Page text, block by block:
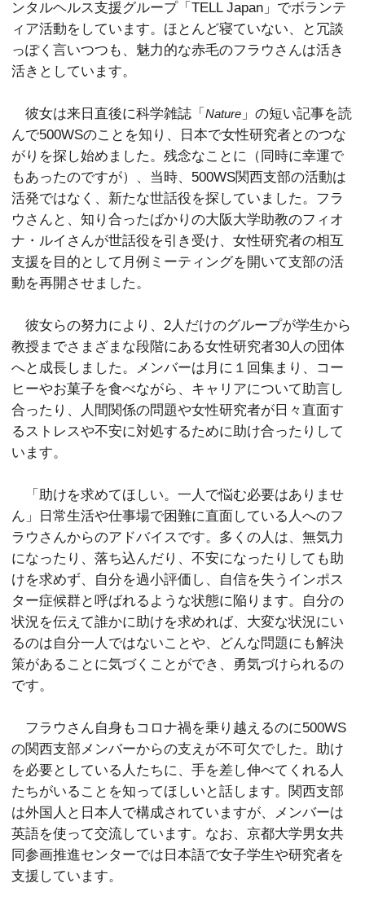
ンタルヘルス支援グループ「TELL Japan」でボランテ
ィア活動をしています。ほとんど寝ていない、と冗談
っぽく言いつつも、魅力的な赤毛のフラウさんは活き
活きとしています。
彼女は来日直後に科学雑誌「Nature 」の短い記事を読
んで500WSのことを知り、日本で女性研究者とのつな
がりを探し始めました。残念なことに（同時に幸運で
もあったのですが）、当時、500WS関西支部の活動は
活発ではなく、新たな世話役を探していました。フラ
ウさんと、知り合ったばかりの大阪大学助教のフィオ
ナ・ルイさんが世話役を引き受け、女性研究者の相互
支援を目的として月例ミーティングを開いて支部の活
動を再開させました。
彼女らの努力により、2人だけのグループが学生から
教授までさまざまな段階にある女性研究者30人の団体
へと成長しました。メンバーは月に１回集まり、コー
ヒーやお菓子を食べながら、キャリアについて助言し
合ったり、人間関係の問題や女性研究者が日々直面す
るストレスや不安に対処するために助け合ったりして
います。
「助けを求めてほしい。一人で悩む必要はありませ
ん」日常生活や仕事場で困難に直面している人へのフ
ラウさんからのアドバイスです。多くの人は、無気力
になったり、落ち込んだり、不安になったりしても助
けを求めず、自分を過小評価し、自信を失うインポス
ター症候群と呼ばれるような状態に陥ります。自分の
状況を伝えて誰かに助けを求めれば、大変な状況にい
るのは自分一人ではないことや、どんな問題にも解決
策があることに気づくことができ、勇気づけられるの
です。
フラウさん自身もコロナ禍を乗り越えるのに500WS
の関西支部メンバーからの支えが不可欠でした。助け
を必要としている人たちに、手を差し伸べてくれる人
たちがいることを知ってほしいと話します。関西支部
は外国人と日本人で構成されていますが、メンバーは
英語を使って交流しています。なお、京都大学男女共
同参画推進センターでは日本語で女子学生や研究者を
支援しています。